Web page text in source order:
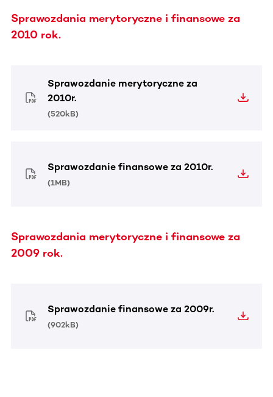
Sprawozdania merytoryczne i finansowe za
2010 rok.
Sprawozdanie merytoryczne za
2010r.
(520kB)
Sprawozdanie finansowe za 2010r.
(1MB)
Sprawozdania merytoryczne i finansowe za
2009 rok.
Sprawozdanie finansowe za 2009r.
(902kB)